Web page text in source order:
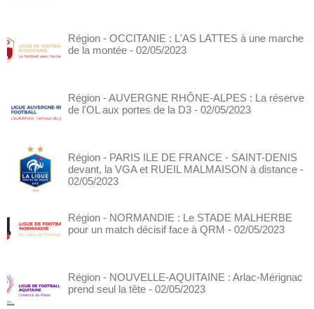
Région - OCCITANIE : L'AS LATTES à une marche
de la montée - 02/05/2023
Région - AUVERGNE RHÔNE-ALPES : La réserve
de l'OL aux portes de la D3 - 02/05/2023
Région - PARIS ILE DE FRANCE - SAINT-DENIS
devant, la VGA et RUEIL MALMAISON à distance -
02/05/2023
Région - NORMANDIE : Le STADE MALHERBE
pour un match décisif face à QRM - 02/05/2023
Région - NOUVELLE-AQUITAINE : Arlac-Mérignac
prend seul la tête - 02/05/2023